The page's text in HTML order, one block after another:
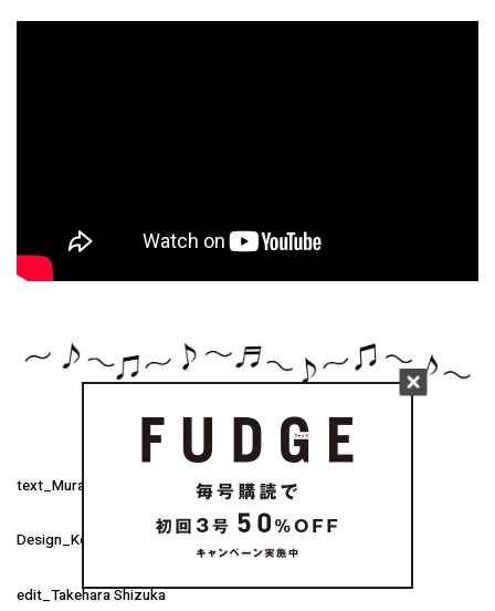
text_Murao Yasuo
Design_Koinuma Kenichi
edit_Takehara Shizuka